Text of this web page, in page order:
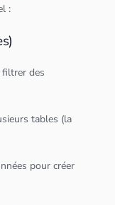
:
filtrer des
tables (la
pour créer